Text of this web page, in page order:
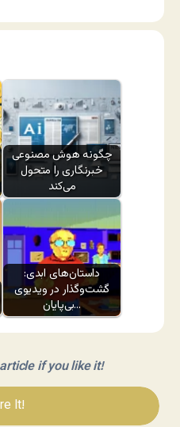
چگونه هوش مصنوعی
خبرنگاری را متحول
می‌کند
داستان‌های ابدی:
گشت‌وگذار در ویدیوی
بی‌پایان…
if you like it!
It!